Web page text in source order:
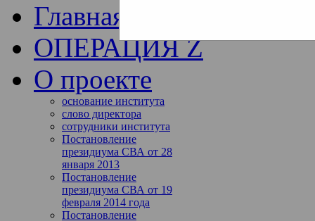
Главная
ОПЕРАЦИЯ Z
О проекте
основание института
слово директора
сотрудники института
Постановление
президиума СВА от 28
января 2013
Постановление
президиума СВА от 19
февраля 2014 года
Постановление